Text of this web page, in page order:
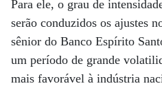
Para ele, o grau de
serão conduzidos os ajustes
sênior do Banco Espírito
um período de grande
mais favorável à indústria